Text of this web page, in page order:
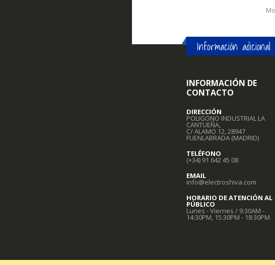
Información adicional
INFORMACIÓN DE
CONTACTO
DIRECCIÓN
POLIGONO INDUSTRIAL LA
CANTUEÑA,
C/ ALAMO 12, 28947
FUENLABRADA (MADRID)
TELÉFONO
(+34) 91 642 45 08
EMAIL
info@electroshiva.com
HORARIO DE ATENCIÓN AL
PÚBLICO
Lunes - Viernes / 9:30AM -
14:30PM, 15:30PM - 18:30PM